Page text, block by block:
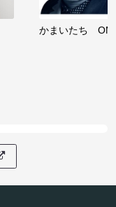
かまいたち